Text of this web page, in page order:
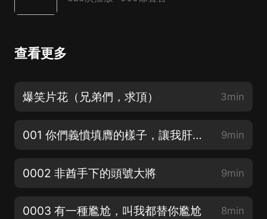
查看更多
爆笑片花（兄弟們，求頂） 3min
001 你們義憤填膺的樣子，讓我肝疼(1) 9min
0002 非酋手下的頭號大將 9min
0003 有一種尷尬，叫我都替你尷尬 8min